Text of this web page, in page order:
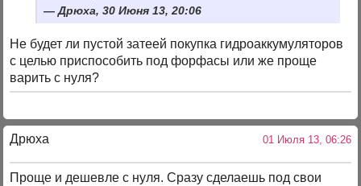
Дрюха, 30 Июня 13, 20:06
Не будет ли пустой затеей покупка гидроаккумуляторов
с целью приспособить под форфасы или же проще
варить с нуля?
Дрюха 01 Июля 13, 06:26
Проще и дешевле с нуля. Сразу сделаешь под свои